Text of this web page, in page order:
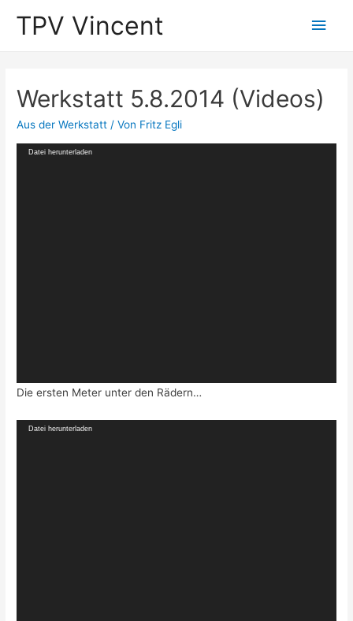
TPV Vincent
Werkstatt 5.8.2014 (Videos)
Aus der Werkstatt / Von Fritz Egli
Video-
Datei herunterladen
Die ersten Meter unter den Rädern…
Video-
Datei herunterladen